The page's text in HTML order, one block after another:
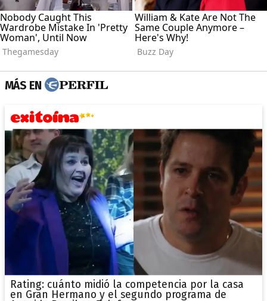
MÁS EN
Rating: cuánto midió la competencia por la casa
en Gran Hermano y el segundo programa de